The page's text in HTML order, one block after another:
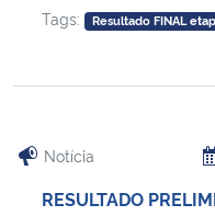
Tags:
Resultado FINAL
Notícia
RESULTADO